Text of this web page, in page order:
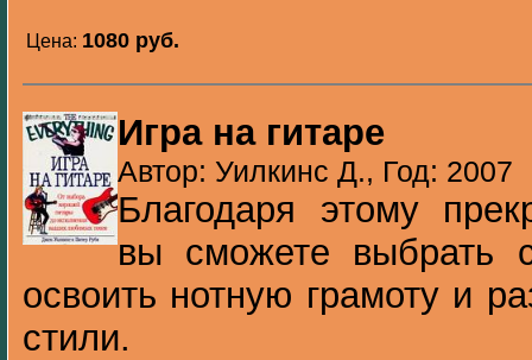
Цена: 1080 pуб.
Игра на гитаре
Автор: Уилкинс Д., Год: 2007
Благодаря этому
вы сможете выбрать
освоить нотную грамоту и
стили.